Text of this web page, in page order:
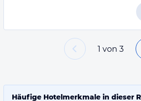
1 von 3
Häufige Hotelmerkmale in dieser